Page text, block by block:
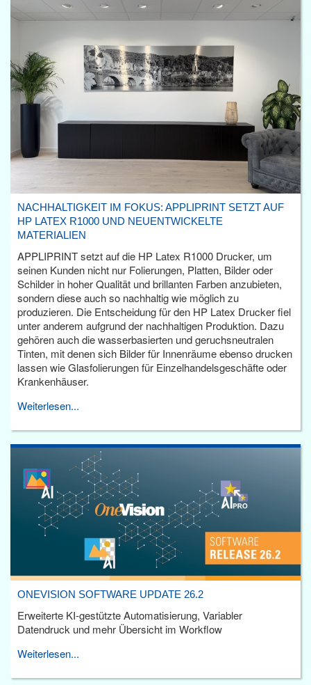
NACHHALTIGKEIT IM FOKUS: APPLIPRINT SETZT AUF
HP LATEX R1000 UND NEUENTWICKELTE
MATERIALIEN
APPLIPRINT setzt auf die HP Latex R1000 Drucker, um
seinen Kunden nicht nur Folierungen, Platten, Bilder oder
Schilder in hoher Qualität und brillanten Farben anzubieten,
sondern diese auch so nachhaltig wie möglich zu
produzieren. Die Entscheidung für den HP Latex Drucker fiel
unter anderem aufgrund der nachhaltigen Produktion. Dazu
gehören auch die wasserbasierten und geruchsneutralen
Tinten, mit denen sich Bilder für Innenräume ebenso drucken
lassen wie Glasfolierungen für Einzelhandelsgeschäfte oder
Krankenhäuser.
Weiterlesen...
ONEVISION SOFTWARE UPDATE 26.2
Erweiterte KI-gestützte Automatisierung, Variabler
Datendruck und mehr Übersicht im Workflow
Weiterlesen...